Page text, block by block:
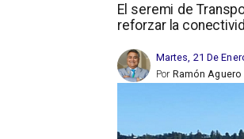
El seremi de
reforzar la
Martes, 21 De
Ramón Aguero
Por